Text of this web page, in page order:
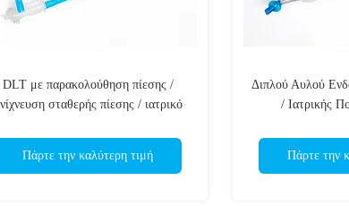
DLT με παρακολούθηση πίεσης /
σταθερής πίεσης / ιατρικό
Πάρτε την καλύτερη τιμή
Διπλού Αυλού
/ Ιατρικής
Πάρτε την